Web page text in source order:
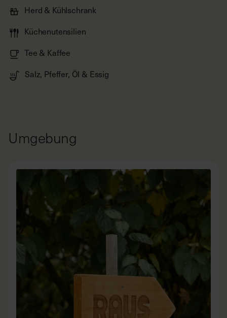
Küchenutensilien
Tee & Kaffee
Salz, Pfeffer, Öl & Essig